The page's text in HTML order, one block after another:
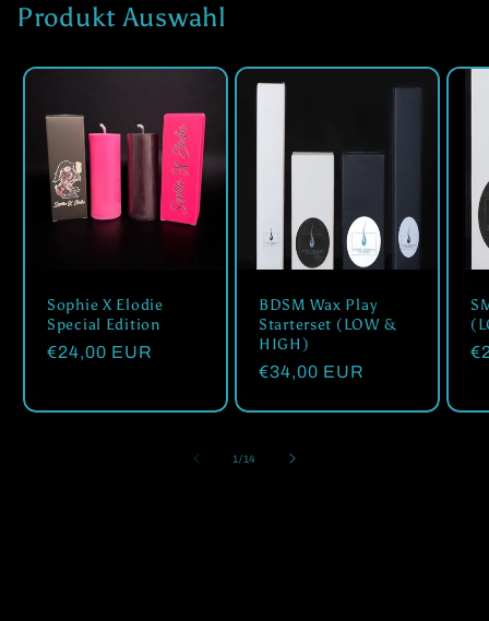
Produkt Auswahl
Sophie X Elodie
Special Edition
Normaler
€24,00 EUR
BDSM Wax Play
Starterset (LOW &
HIGH)
Normaler
€34,00 EUR
1/von
14